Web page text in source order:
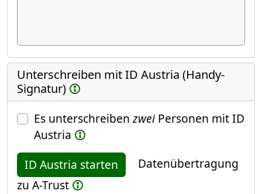
Unterschreiben mit ID Austria (Handy-
Signatur)
Es unterschreibenzweiPersonen mit ID
Austria
ID Austria starten
Datenübertragung
zu A-Trust